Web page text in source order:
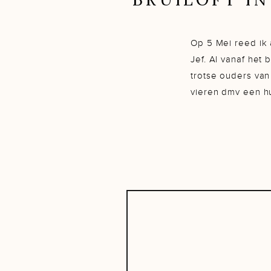
Op 5 Mei reed ik
Jef. Al vanaf het
trotse ouders
vieren dmv een